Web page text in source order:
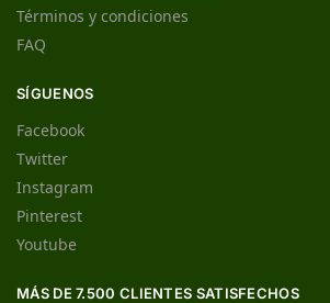
Términos y condiciones
FAQ
SÍGUENOS
Facebook
Twitter
Instagram
Pinterest
Youtube
MÁS DE 7.500 CLIENTES SATISFECHOS